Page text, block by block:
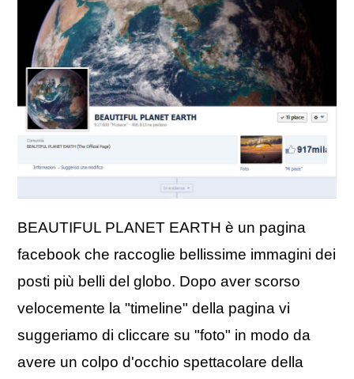
BEAUTIFUL PLANET EARTH è un pagina
facebook che raccoglie bellissime immagini dei
posti più belli del globo. Dopo aver scorso
velocemente la "timeline" della pagina vi
suggeriamo di cliccare su "foto" in modo da
avere un colpo d'occhio spettacolare della